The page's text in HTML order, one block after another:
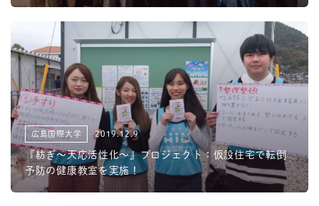
広島国際大学 2019.12.9
『紡ぎ～天応活性化～』プロジェクト：仮設住宅で転倒
予防の健康教室を実施！